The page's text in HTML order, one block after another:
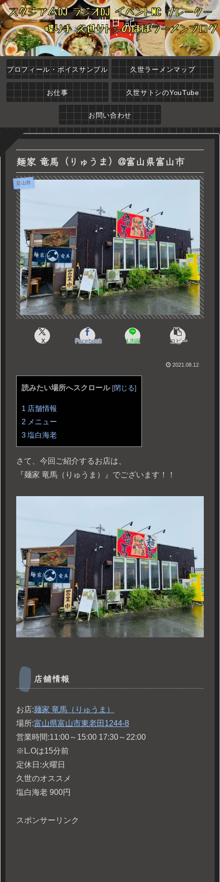
久世日記
プロフィール・ボイスサンプル 久世ラーメンマップ
お仕事 久世サトシのYouTube
お問い合わせ
麺家 竜馬（りゅうま）@富山県富山市
富山県
X Facebook LINE コピー
2021.08.12
読みたい場所へスクロール [閉じる]
1 店舗情報
2 メニュー
3 塩白海老
さて、今回ご紹介するお店は、
『麺家 竜馬（りゅうま）』でございます！！
店舗情報
お店:麺家 竜馬（りゅうま）
場所:富山県富山市東老田1244-8
営業時間:11:00～15:00 17:30～22:00
※L.Oは15分前
定休日:火曜日
久世のオススメ
塩白海老 900円
スポンサーリンク